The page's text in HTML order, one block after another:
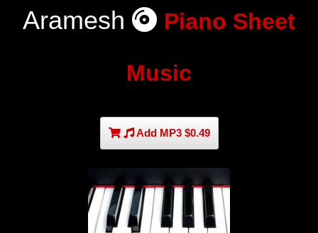
Aramesh Piano Sheet
Music
Add MP3 $0.49